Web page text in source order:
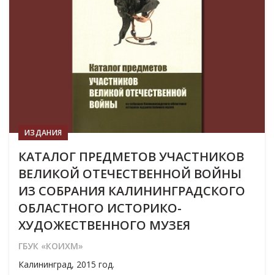
ИЗДАНИЯ
КАТАЛОГ ПРЕДМЕТОВ УЧАСТНИКОВ
ВЕЛИКОЙ ОТЕЧЕСТВЕННОЙ ВОЙНЫ
ИЗ СОБРАНИЯ КАЛИНИНГРАДСКОГО
ОБЛАСТНОГО ИСТОРИКО-
ХУДОЖЕСТВЕННОГО МУЗЕЯ
ГБУК «КОИХМ»
Калининград, 2015 год.